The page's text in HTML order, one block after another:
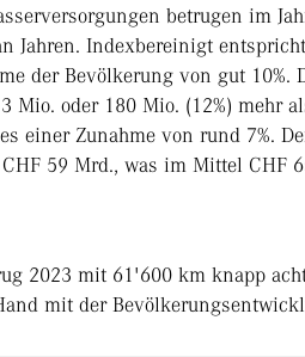
betrugen im
Jahren. Indexbereinigt
der Bevölkerung von gut 10%.
Mio. oder 180 Mio. (12%) mehr
einer Zunahme von rund 7%.
59 Mrd., was im Mittel CHF
2023 mit 61'600 km knapp
mit der